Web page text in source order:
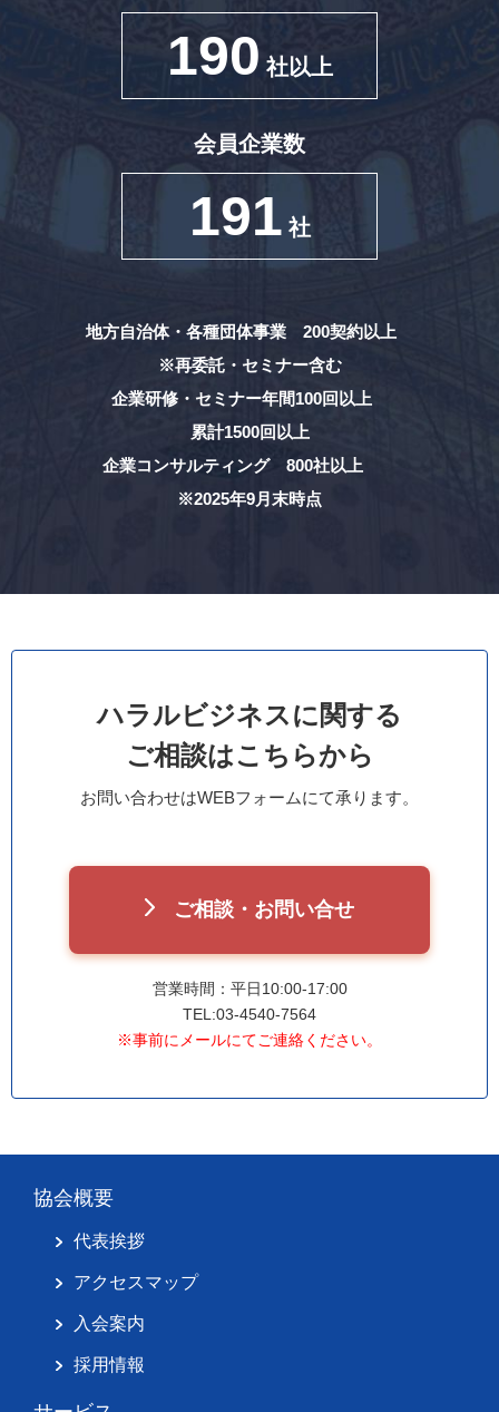
190 社以上
会員企業数
191 社
地方自治体・各種団体事業 200契約以上
※再委託・セミナー含む
企業研修・セミナー年間100回以上
累計1500回以上
企業コンサルティング 800社以上
※2025年9月末時点
ハラルビジネスに関する
ご相談はこちらから
お問い合わせはWEBフォームにて承ります。
ご相談・お問い合せ
営業時間：平日10:00-17:00
TEL:03-4540-7564
※事前にメールにてご連絡ください。
協会概要
代表挨拶
アクセスマップ
入会案内
採用情報